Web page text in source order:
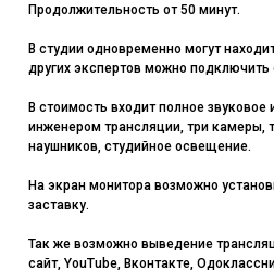
Продолжительность от 50 минут.
В студии одновременно могут
других экспертов можно подключить
В стоимость входит полное
инженером трансляции, три камеры,
наушников, студийное освещение.
На экран монитора возможно
заставку.
Так же возможно выведение
сайт, YouTube, Вконтакте,